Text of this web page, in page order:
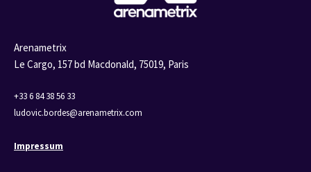
Arenametrix
Le Cargo, 157 bd Macdonald, 75019, Paris
+33 6 84 38 56 33
ludovic.bordes@arenametrix.com
Impressum